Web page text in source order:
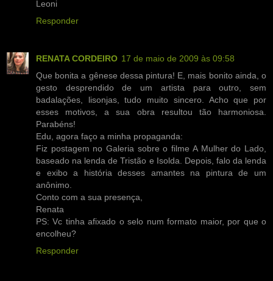
Leoni
Responder
RENATA CORDEIRO 17 de maio de 2009 às 09:58
Que bonita a gênese dessa pintura! E, mais bonito ainda, o
gesto desprendido de um artista para outro, sem
badalações, lisonjas, tudo muito sincero. Acho que por
esses motivos, a sua obra resultou tão harmoniosa.
Parabéns!
Edu, agora faço a minha propaganda:
Fiz postagem no Galeria sobre o filme A Mulher do Lado,
baseado na lenda de Tristão e Isolda. Depois, falo da lenda
e exibo a história desses amantes na pintura de um
anônimo.
Conto com a sua presença,
Renata
PS: Vc tinha afixado o selo num formato maior, por que o
encolheu?
Responder